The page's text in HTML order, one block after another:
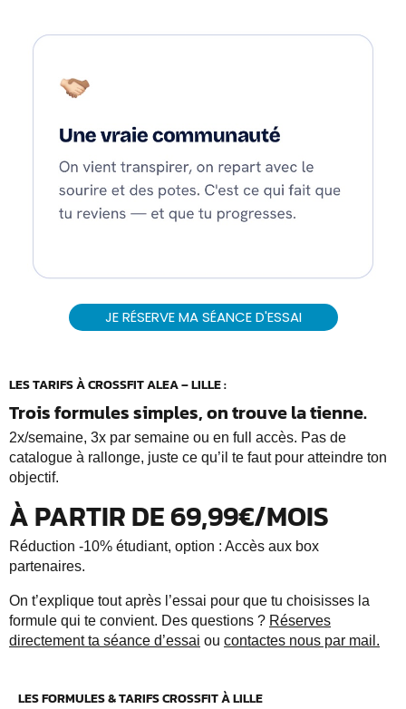
JE RÉSERVE MA SÉANCE D'ESSAI
LES TARIFS À CROSSFIT ALEA – LILLE :
Trois formules simples, on trouve la tienne.
2x/semaine, 3x par semaine ou en full accès. Pas de
catalogue à rallonge, juste ce qu’il te faut pour atteindre ton
objectif.
À PARTIR DE 69,99€/MOIS
Réduction -10% étudiant, option : Accès aux box
partenaires.
On t’explique tout après l’essai pour que tu choisisses la
formule qui te convient. Des questions ? Réserves
directement ta séance d’essai ou contactes nous par mail.
LES FORMULES & TARIFS CROSSFIT À LILLE